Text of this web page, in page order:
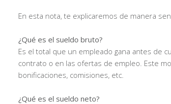
En esta nota, te explicaremos de manera
¿Qué es el sueldo bruto?
Es el total que un empleado gana antes de
contrato o en las ofertas de empleo. Este
bonificaciones, comisiones, etc.
¿Qué es el sueldo neto?